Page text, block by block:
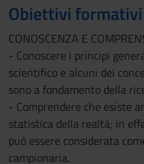
Obiettivi formativi
CONOSCENZA E
- Conoscere i principi
scientifico e alcuni dei
sono a fondamento della
- Comprendere che esiste
statistica della realtà; in
può essere considerata
campionaria.